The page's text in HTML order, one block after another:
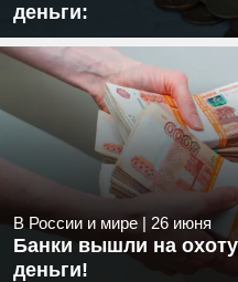
деньги:
В России и мире | 26 июня
Банки вышли на
деньги!